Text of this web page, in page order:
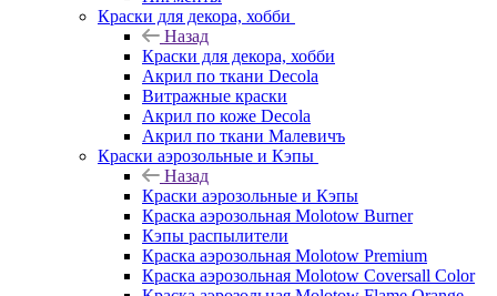
Краски для декора, хобби
Назад
Краски для декора, хобби
Акрил по ткани Decola
Витражные краски
Акрил по коже Decola
Акрил по ткани Малевичъ
Краски аэрозольные и Кэпы
Назад
Краски аэрозольные и Кэпы
Краска аэрозольная Molotow Burner
Кэпы распылители
Краска аэрозольная Molotow Premium
Краска аэрозольная Molotow Coversall Color